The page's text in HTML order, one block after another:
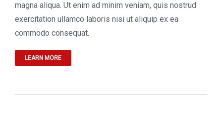
magna aliqua. Ut enim ad minim veniam, quis nostrud
exercitation ullamco laboris nisi ut aliquip ex ea
commodo consequat.
LEARN MORE